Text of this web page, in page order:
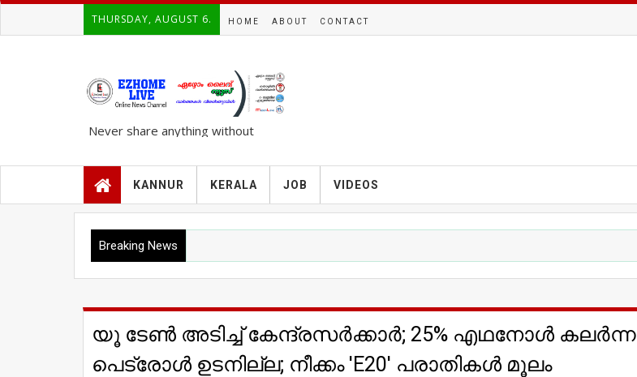
THURSDAY, AUGUST 6. HOME ABOUT CONTACT
Never share anything without
KANNUR KERALA JOB VIDEOS
Breaking News
യൂ ടേൺ അടിച്ച് കേന്ദ്രസർക്കാർ; 25% എഥനോൾ കലർന്ന
പെട്രോൾ ഉടനില്ല; നീക്കം 'E20' പരാതികൾ മൂലം